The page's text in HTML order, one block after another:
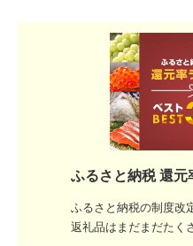
ふるさと納税 還
ふるさと納税の制度改
返礼品はまだまだたく